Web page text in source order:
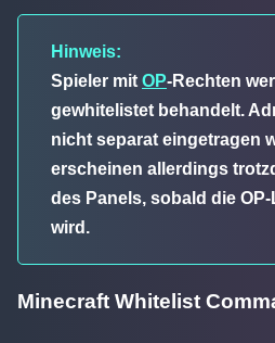
Hinweis:
Spieler mit OP-Rechten
gewhitelistet behandelt.
nicht separat eingetragen
erscheinen allerdings
des Panels, sobald die
wird.
Minecraft Whitelist